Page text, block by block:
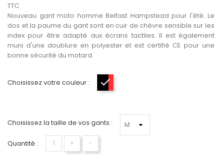
TTC
Nouveau gant moto homme Belfast Hampstead pour l'été. Le
dos et la paume du gant sont en cuir de chèvre sensible sur les
index pour être adapté aux écrans tactiles. Il est également
muni d'une doublure en polyester et est certifié CE pour une
bonne sécurité du motard.
Choisissez votre couleur :
Choisissez la taille de vos gants :
Quantité : + −